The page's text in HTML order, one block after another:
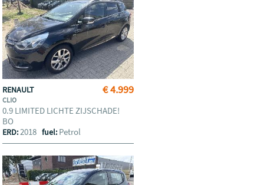
€ 4.999
RENAULT
CLIO
0.9 LIMITED LICHTE ZIJSCHADE!
BO
ERD:2018fuel: Petrol